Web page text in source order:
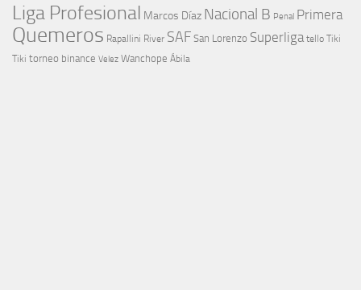
Liga Profesional Marcos Díaz Nacional B Penal Primera
Quemeros Rapallini River SAF San Lorenzo Superliga tello Tiki
Tiki torneo binance Velez Wanchope Ábila